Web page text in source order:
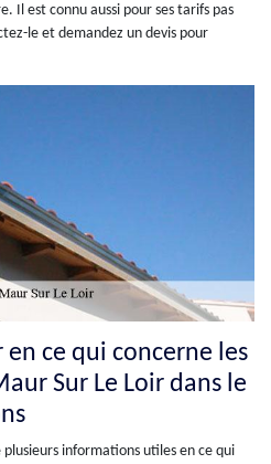
Il est connu aussi pour ses tarifs pas
le et demandez un devis pour
ce qui concerne les
Sur Le Loir dans le
informations utiles en ce qui